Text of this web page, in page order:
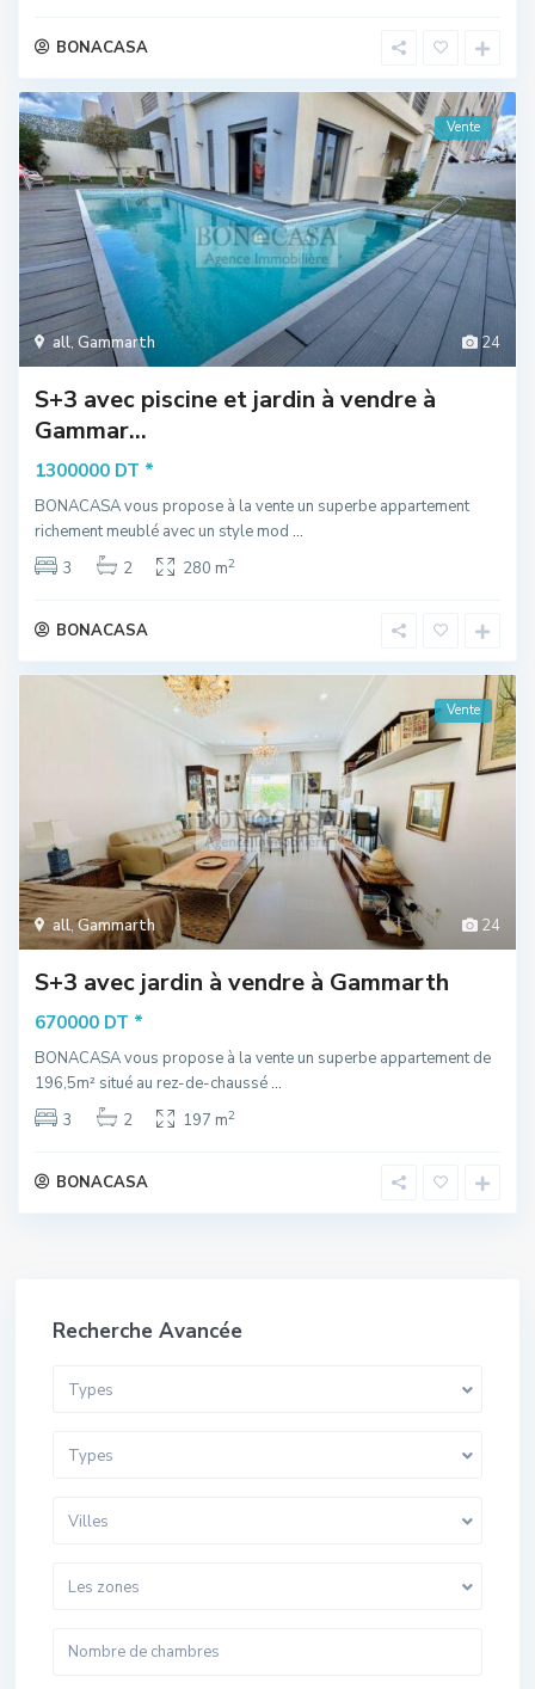
BONACASA
24
all, Gammarth
Vente
S+3 avec piscine et jardin à vendre à
Gammar...
1300000 DT *
BONACASA vous propose à la vente un superbe appartement
richement meublé avec un style mod ...
3
2 280 m2
BONACASA
24
all,Gammarth
Vente
S+3 avec jardin à vendre à Gammarth
670000 DT *
BONACASA vous propose à la vente un superbe appartement de
196,5m² situé au rez-de-chaussé...
3
2 197 m2
BONACASA
Recherche Avancée
Types
Types
Villes
Les zones